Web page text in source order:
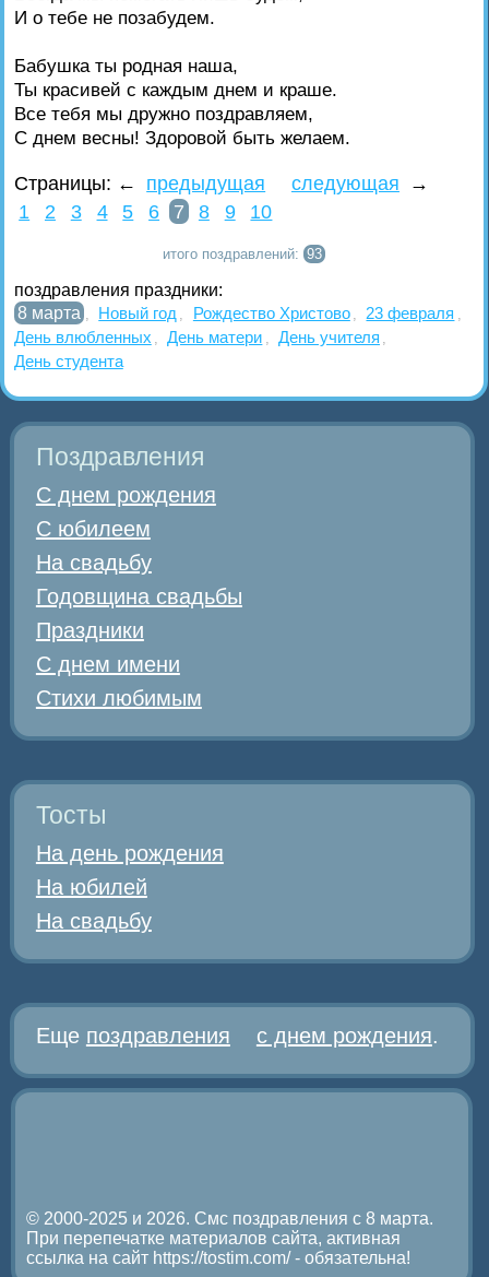
И о тебе не позабудем.
Бабушка ты родная наша,
Ты красивей с каждым днем и краше.
Все тебя мы дружно поздравляем,
С днем весны! Здоровой быть желаем.
Страницы: ← предыдущая следующая
→
1
2 3 4 5 6 7 8 9 10
итого поздравлений:93
поздравления праздники:
8 марта , Новый год , Рождество Христово , 23 февраля ,
День влюбленных , День матери , День учителя ,
День студента
Поздравления
С днем рождения
С юбилеем
На свадьбу
Годовщина свадьбы
Праздники
С днем имени
Стихи любимым
Тосты
На день рождения
На юбилей
На свадьбу
Еще поздравления с днем рождения.
© 2000-2025 и 2026. Смс поздравления с 8 марта.
При перепечатке материалов сайта, активная
ссылка на сайт https://tostim.com/ - обязательна!